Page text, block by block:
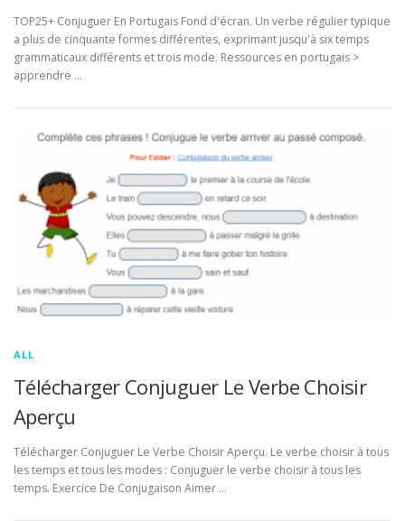
TOP25+ Conjuguer En Portugais Fond d'écran. Un verbe régulier typique
a plus de cinquante formes différentes, exprimant jusqu'à six temps
grammaticaux différents et trois mode. Ressources en portugais >
apprendre …
ALL
Télécharger Conjuguer Le Verbe Choisir
Aperçu
Télécharger Conjuguer Le Verbe Choisir Aperçu. Le verbe choisir à tous
les temps et tous les modes : Conjuguer le verbe choisir à tous les
temps. Exercice De Conjugaison Aimer …